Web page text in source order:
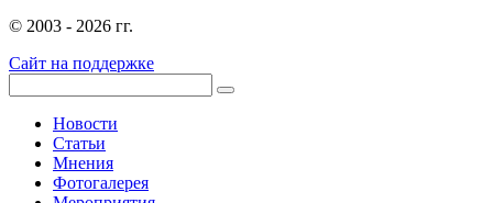
© 2003 - 2026 гг.
Сайт на поддержке
Новости
Статьи
Мнения
Фотогалерея